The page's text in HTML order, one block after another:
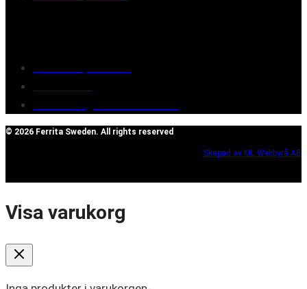
© 2026 Ferrita Sweden. All rights reserved
Skapad av ML Webbyrå AB
Visa varukorg